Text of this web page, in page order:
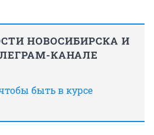
НОВОСИБИРСКА И
КАНАЛЕ
быть в курсе